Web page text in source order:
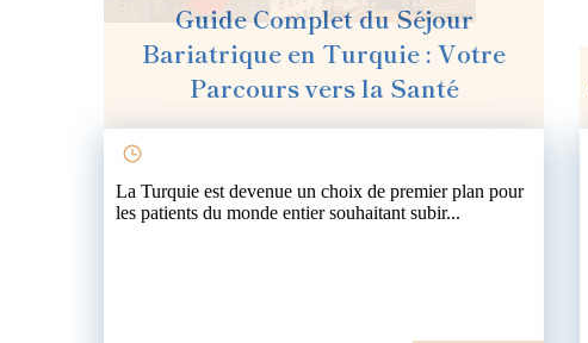
Guide Complet du Séjour
Bariatrique en Turquie : Votre
Parcours vers la Santé
La Turquie est devenue un choix de premier plan pour
les patients du monde entier souhaitant subir...